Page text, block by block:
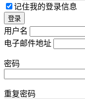
记住我的登录信息
用户名
电子邮件地址
密码
重复密码